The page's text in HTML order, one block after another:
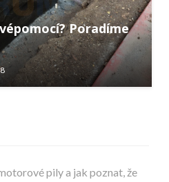
Poradíme
pily a jak poznat, že